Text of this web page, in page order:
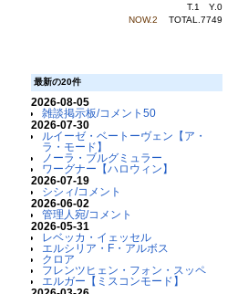
T.1 Y.0
NOW.2
TOTAL.7749
最新の20件
2026-08-05
雑談掲示板/コメント50
2026-07-30
ルイーゼ・ベートーヴェン【ア・
ラ・モード】
ノーラ・ブルグミュラー
ワーグナー【ハロウィン】
2026-07-19
シシィ/コメント
2026-06-02
管理人宛/コメント
2026-05-31
レベッカ・イェッセル
エルシリア・F・アルボス
クロア
フレンツヒェン・フォン・スッペ
エルガー【ミスコンモード】